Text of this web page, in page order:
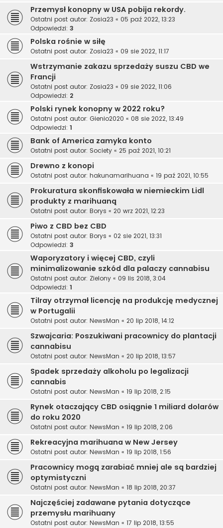
Przemysł konopny w USA pobija rekordy.
Ostatni post autor: Zosia23 « 05 paź 2022, 13:23
Odpowiedzi: 3
Polska rośnie w siłę
Ostatni post autor: Zosia23 « 09 sie 2022, 11:17
Wstrzymanie zakazu sprzedaży suszu CBD we
Francji
Ostatni post autor: Zosia23 « 09 sie 2022, 11:06
Odpowiedzi: 2
Polski rynek konopny w 2022 roku?
Ostatni post autor: Gienio2020 « 08 sie 2022, 13:49
Odpowiedzi: 1
Bank of America zamyka konto
Ostatni post autor: Society « 25 paź 2021, 10:21
Drewno z konopi
Ostatni post autor: hakunamarihuana « 19 paź 2021, 10:55
Prokuratura skonfiskowała w niemieckim Lidl
produkty z marihuaną
Ostatni post autor: Borys « 20 wrz 2021, 12:23
Piwo z CBD bez CBD
Ostatni post autor: Borys « 02 sie 2021, 13:31
Odpowiedzi: 3
Waporyzatory i więcej CBD, czyli
minimalizowanie szkód dla palaczy cannabisu
Ostatni post autor: Zielony « 09 lis 2018, 3:04
Odpowiedzi: 1
Tilray otrzymał licencję na produkcję medycznej
w Portugalii
Ostatni post autor: NewsMan « 20 lip 2018, 14:12
Szwajcaria: Poszukiwani pracownicy do plantacji
cannabisu
Ostatni post autor: NewsMan « 20 lip 2018, 13:57
Spadek sprzedaży alkoholu po legalizacji
cannabis
Ostatni post autor: NewsMan « 19 lip 2018, 2:15
Rynek otaczający CBD osiągnie 1 miliard dolarów
do roku 2020
Ostatni post autor: NewsMan « 19 lip 2018, 2:06
Rekreacyjna marihuana w New Jersey
Ostatni post autor: NewsMan « 19 lip 2018, 1:56
Pracownicy mogą zarabiać mniej ale są bardziej
optymistyczni
Ostatni post autor: NewsMan « 18 lip 2018, 20:37
Najczęściej zadawane pytania dotyczące
przemysłu marihuany
Ostatni post autor: NewsMan « 17 lip 2018, 13:55